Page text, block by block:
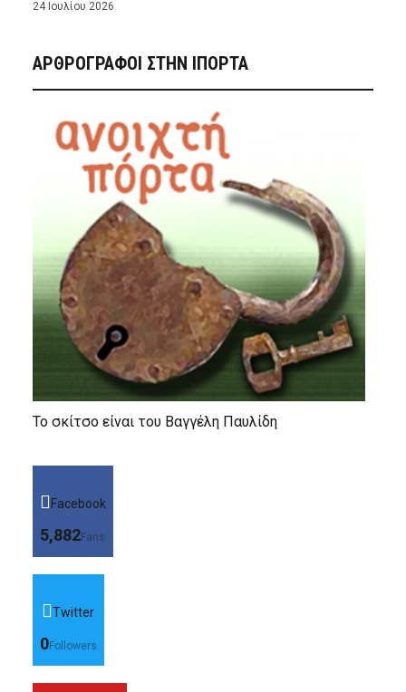
24 Ιουλίου 2026
ΑΡΘΡΟΓΡΑΦΟΙ ΣΤΗΝ IΠΟΡΤΑ
Το σκίτσο είναι του Βαγγέλη Παυλίδη
Facebook
5,882Fans
Twitter
0Followers